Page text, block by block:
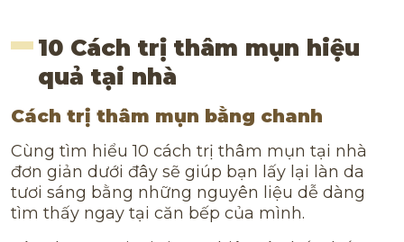
10 Cách trị thâm mụn hiệu
quả tại nhà
Cách trị thâm mụn bằng chanh
Cùng tìm hiểu 10 cách trị thâm mụn tại nhà
đơn giản dưới đây sẽ giúp bạn lấy lại làn da
tươi sáng bằng những nguyên liệu dễ dàng
tìm thấy ngay tại căn bếp của mình.